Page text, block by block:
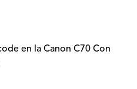
en la Canon C70 Con